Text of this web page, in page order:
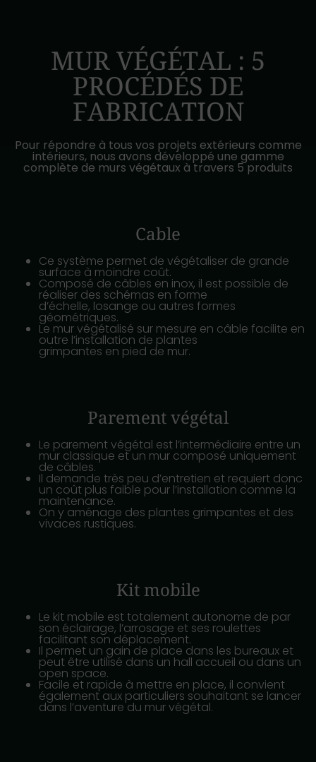
MUR VÉGÉTAL : 5
PROCÉDÉS DE
FABRICATION
Pour répondre à tous vos projets extérieurs comme
intérieurs, nous avons développé une gamme
complète de murs végétaux à travers 5 produits
Cable
Ce système permet de végétaliser de grande
surface à moindre coût.
Composé de câbles en inox, il est possible de
réaliser des schémas en forme
d’échelle, losange ou autres formes
géométriques.
Le mur végétalisé sur mesure en câble facilite en
outre l’installation de plantes
grimpantes en pied de mur.
Parement végétal
Le parement végétal est l’intermédiaire entre un
mur classique et un mur composé uniquement
de câbles.
Il demande très peu d’entretien et requiert donc
un coût plus faible pour l’installation comme la
maintenance.
On y aménage des plantes grimpantes et des
vivaces rustiques.
Kit mobile
Le kit mobile est totalement autonome de par
son éclairage, l’arrosage et ses roulettes
facilitant son déplacement.
Il permet un gain de place dans les bureaux et
peut être utilisé dans un hall accueil ou dans un
open space.
Facile et rapide à mettre en place, il convient
également aux particuliers souhaitant se lancer
dans l’aventure du mur végétal.